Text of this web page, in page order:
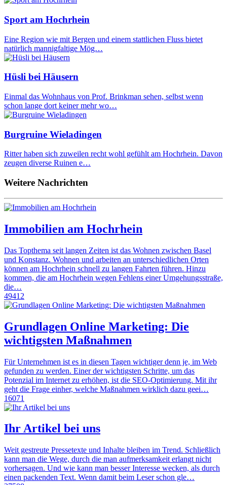
Sport am Hochrhein
Eine Region wie mit Bergen und einem stattlichen Fluss bietet
natürlich mannigfaltige Mög…
Hüsli bei Häusern
Einmal das Wohnhaus von Prof. Brinkman sehen, selbst wenn
schon lange dort keiner mehr wo…
Burgruine Wieladingen
Ritter haben sich zuweilen recht wohl gefühlt am Hochrhein. Davon
zeugen diverse Ruinen e…
Weitere Nachrichten
Immobilien am Hochrhein
Das Topthema seit langen Zeiten ist das Wohnen zwischen Basel
und Konstanz. Wohnen und arbeiten an unterschiedlichen Orten
können am Hochrhein schnell zu langen Fahrten führen. Hinzu
kommen, die am Hochrhein wegen Fehlens einer Umgehungsstraße,
die…
49412
Grundlagen Online Marketing: Die
wichtigsten Maßnahmen
Für Unternehmen ist es in diesen Tagen wichtiger denn je, im Web
gefunden zu werden. Einer der wichtigsten Schritte, um das
Potenzial im Internet zu erhöhen, ist die SEO-Optimierung. Mit ihr
geht die Frage einher, welche Maßnahmen wirklich dazu geei…
16071
Ihr Artikel bei uns
Weit gestreute Pressetexte und Inhalte bleiben im Trend. Schließlich
kann man die Wege, durch die man aufmerksamkeit erlangt nicht
vorhersagen. Und wie kann man besser Interesse wecken, als durch
einen packenden Text. Wenn damit beim Leser schon gle…